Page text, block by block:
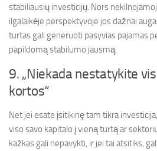
stabiliausių investicijų. Nors
ilgalaikėje perspektyvoje jos dažnai
turtas gali generuoti pasyvias pajamas
papildomą stabilumo jausmą.
9. „Niekada nestatykite
kortos“
Net jei esate įsitikinę tam tikra
viso savo kapitalo į vieną turtą ar
kažkas gali nepavykti, ir jei tai atsitiks,